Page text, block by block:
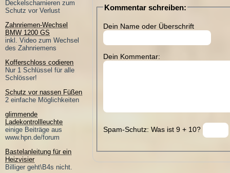
Deckelscharnieren zum
Schutz vor Verlust
Zahnriemen-Wechsel
BMW 1200 GS
inkl. Video zum Wechsel
des Zahnriemens
Kofferschloss codieren
Nur 1 Schlüssel für alle
Schlösser!
Schutz vor nassen Füßen
2 einfache Möglichkeiten
glimmende
Ladekontrollleuchte
einige Beiträge aus
www.hpn.de/forum
Bastelanleitung für ein
Heizvisier
Billiger geht\B4s nicht.
Kommentar schreiben:
Dein Name oder Überschrift
Dein Kommentar:
Spam-Schutz: Was ist 9 + 10?